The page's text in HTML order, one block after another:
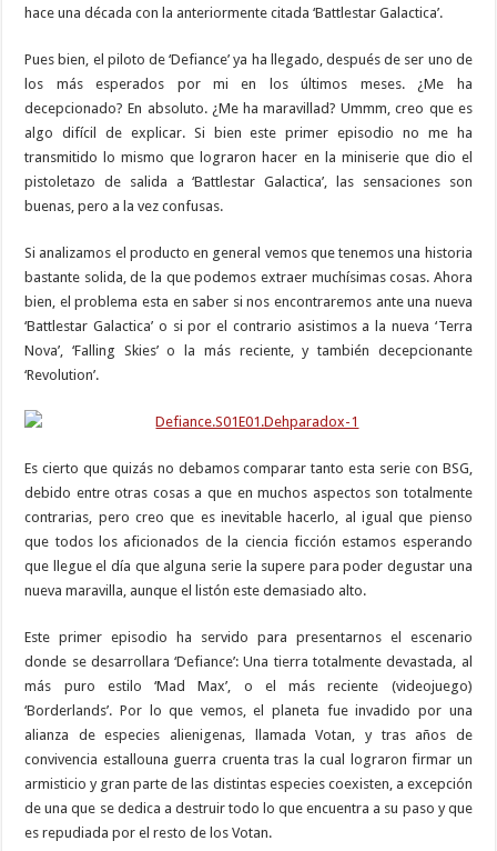
hace una década con la anteriormente citada ‘Battlestar Galactica’.
Pues bien, el piloto de ‘Defiance’ ya ha llegado, después de ser uno de
los más esperados por mi en los últimos meses. ¿Me ha
decepcionado? En absoluto. ¿Me ha maravillad? Ummm, creo que es
algo difícil de explicar. Si bien este primer episodio no me ha
transmitido lo mismo que lograron hacer en la miniserie que dio el
pistoletazo de salida a ‘Battlestar Galactica’, las sensaciones son
buenas, pero a la vez confusas.
Si analizamos el producto en general vemos que tenemos una historia
bastante solida, de la que podemos extraer muchísimas cosas. Ahora
bien, el problema esta en saber si nos encontraremos ante una nueva
‘Battlestar Galactica’ o si por el contrario asistimos a la nueva ‘Terra
Nova’, ‘Falling Skies’ o la más reciente, y también decepcionante
‘Revolution’.
Es cierto que quizás no debamos comparar tanto esta serie con BSG,
debido entre otras cosas a que en muchos aspectos son totalmente
contrarias, pero creo que es inevitable hacerlo, al igual que pienso
que todos los aficionados de la ciencia ficción estamos esperando
que llegue el día que alguna serie la supere para poder degustar una
nueva maravilla, aunque el listón este demasiado alto.
Este primer episodio ha servido para presentarnos el escenario
donde se desarrollara ‘Defiance’: Una tierra totalmente devastada, al
más puro estilo ‘Mad Max’, o el más reciente (videojuego)
‘Borderlands’. Por lo que vemos, el planeta fue invadido por una
alianza de especies alienigenas, llamada Votan, y tras años de
convivencia estallouna guerra cruenta tras la cual lograron firmar un
armisticio y gran parte de las distintas especies coexisten, a excepción
de una que se dedica a destruir todo lo que encuentra a su paso y que
es repudiada por el resto de los Votan.